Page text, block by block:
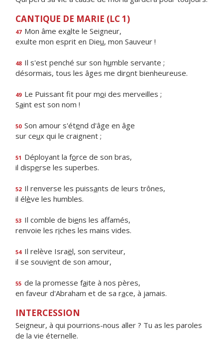
CANTIQUE DE MARIE (LC 1)
47 Mon âme exalte le Seigneur,
exulte mon esprit en Dieu, mon Sauveur !
48 Il s'est penché sur son humble servante ;
désormais, tous les âges me diront bienheureuse.
49 Le Puissant fit pour moi des merveilles ;
Saint est son nom !
50 Son amour s'étend d'âge en âge
sur ceux qui le craignent ;
51 Déployant la force de son bras,
il disperse les superbes.
52 Il renverse les puissants de leurs trônes,
il élève les humbles.
53 Il comble de biens les affamés,
renvoie les riches les mains vides.
54 Il relève Israël, son serviteur,
il se souvient de son amour,
55 de la promesse faite à nos pères,
en faveur d'Abraham et de sa race, à jamais.
INTERCESSION
Seigneur, à qui pourrions-nous aller ? Tu as les paroles
de la vie éternelle.